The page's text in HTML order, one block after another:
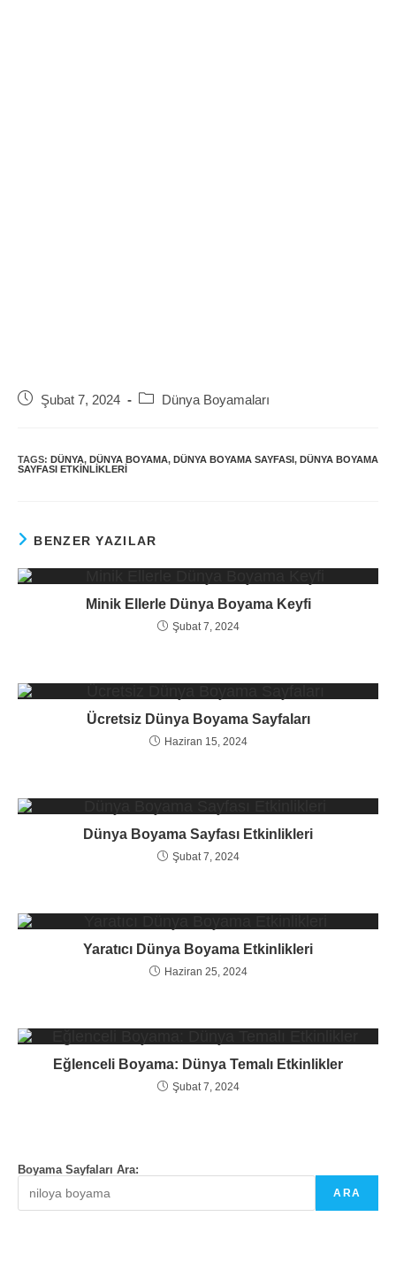
Post Şubat 7, 2024
Post Dünya Boyamaları
TAGS: DÜNYA, DÜNYA BOYAMA, DÜNYA BOYAMA SAYFASI , DÜNYA BOYAMA
SAYFASI ETKINLIKLERI
BENZER YAZILAR
Minik Ellerle Dünya Boyama Keyfi
Şubat 7, 2024
Ücretsiz Dünya Boyama Sayfaları
Haziran 15, 2024
Dünya Boyama Sayfası Etkinlikleri
Şubat 7, 2024
Yaratıcı Dünya Boyama Etkinlikleri
Haziran 25, 2024
Eğlenceli Boyama: Dünya Temalı Etkinlikler
Şubat 7, 2024
Boyama Sayfaları Ara:
ARA